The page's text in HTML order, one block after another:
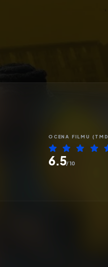
OCENA FILMU
6.5/ 10